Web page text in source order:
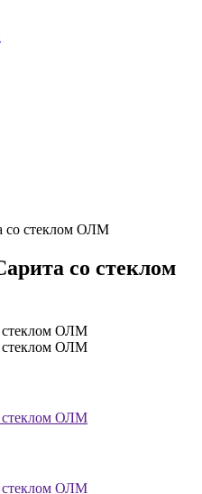
со стеклом ОЛМ
со стеклом